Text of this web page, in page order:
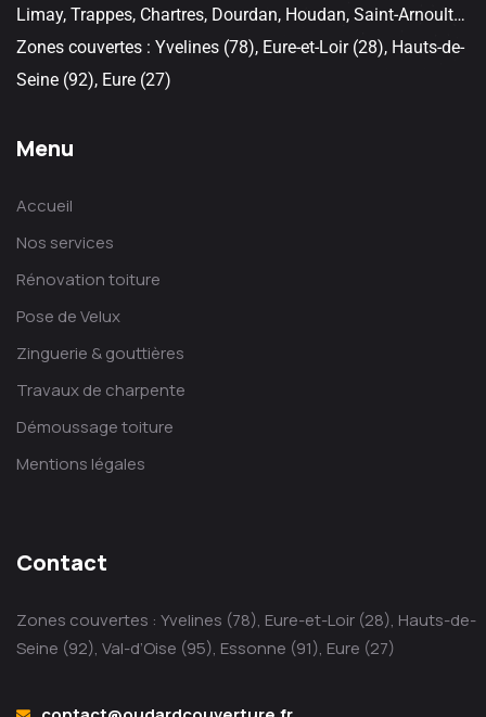
Limay, Trappes, Chartres, Dourdan, Houdan, Saint-Arnoult…
Zones couvertes : Yvelines (78), Eure-et-Loir (28), Hauts-de-
Seine (92), Eure (27)
Menu
Accueil
Nos services
Rénovation toiture
Pose de Velux
Zinguerie & gouttières
Travaux de charpente
Démoussage toiture
Mentions légales
Contact
Zones couvertes : Yvelines (78), Eure-et-Loir (28), Hauts-de-
Seine (92), Val-d’Oise (95), Essonne (91), Eure (27)